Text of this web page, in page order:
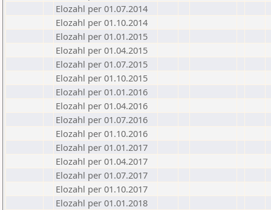
Elozahl per 01.07.2014
Elozahl per 01.10.2014
Elozahl per 01.01.2015
Elozahl per 01.04.2015
Elozahl per 01.07.2015
Elozahl per 01.10.2015
Elozahl per 01.01.2016
Elozahl per 01.04.2016
Elozahl per 01.07.2016
Elozahl per 01.10.2016
Elozahl per 01.01.2017
Elozahl per 01.04.2017
Elozahl per 01.07.2017
Elozahl per 01.10.2017
Elozahl per 01.01.2018